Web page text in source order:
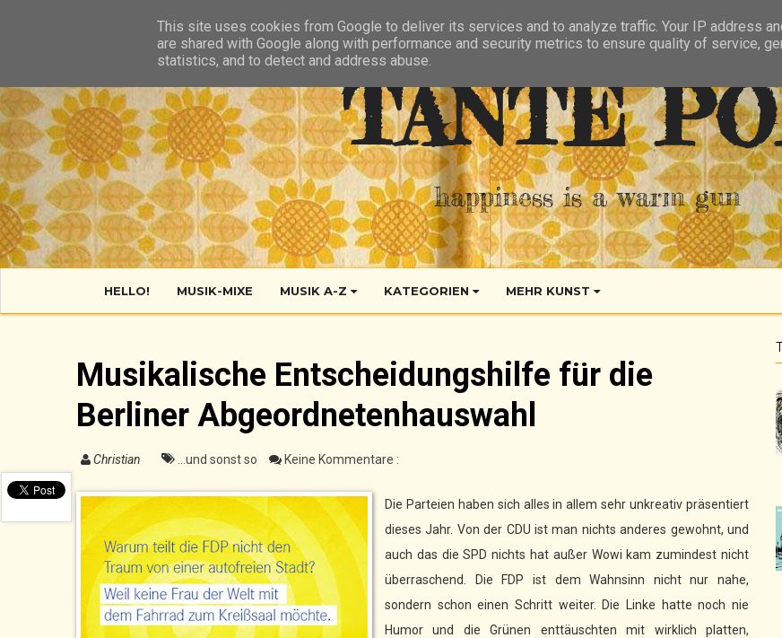
TANTE
happiness is a warm gun
HELLO! MUSIK-MIXE MUSIK A-Z KATEGORIEN MEHR KUNST
Musikalische Entscheidungshilfe für die
Berliner Abgeordnetenhauswahl
Christian ...und sonst so Keine Kommentare :
Die Parteien haben sich alles in allem sehr unkreativ präsentiert
dieses Jahr. Von der CDU ist man nichts anderes gewohnt, und
auch das die SPD nichts hat außer Wowi kam zumindest nicht
überraschend. Die FDP ist dem Wahnsinn nicht nur nahe,
sondern schon einen Schritt weiter. Die Linke hatte noch nie
Humor und die Grünen enttäuschten mit wirklich platten,
This site uses cookies from Google to deliver its services and to analyze traffic. Your IP address
are shared with Google along with performance and security metrics to ensure quality of service,
statistics, and to detect and address abuse.